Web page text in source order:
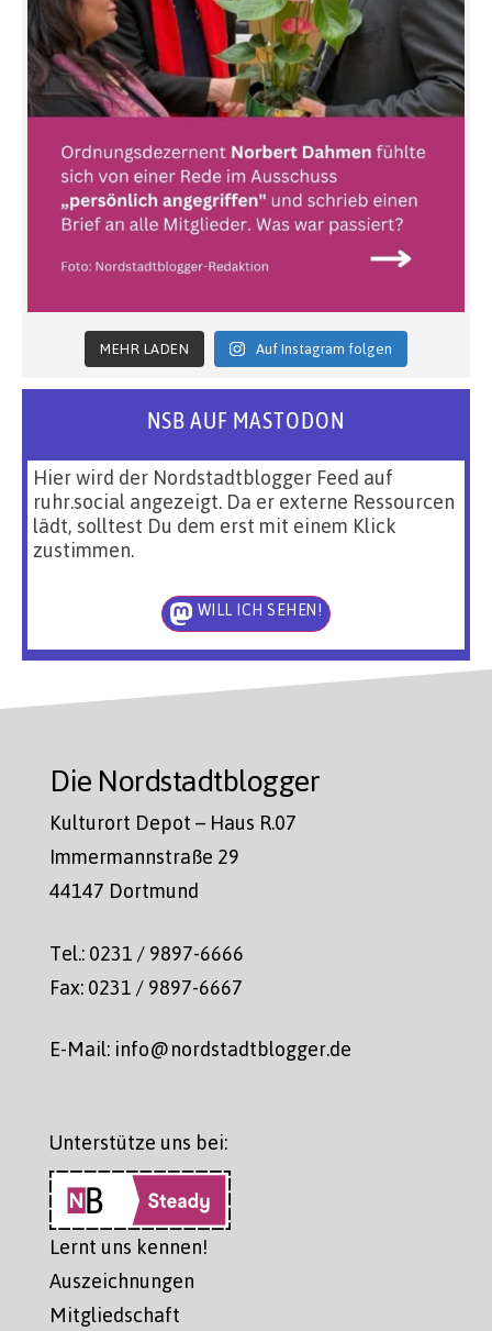
MEHR LADEN Auf Instagram folgen
NSB AUF MASTODON
Hier wird der Nordstadtblogger Feed auf
ruhr.social angezeigt. Da er externe Ressourcen
lädt, solltest Du dem erst mit einem Klick
zustimmen.
WILL ICH SEHEN!
Die Nordstadtblogger
Kulturort Depot – Haus R.07
Immermannstraße 29
44147 Dortmund
Tel.: 0231 / 9897-6666
Fax: 0231 / 9897-6667
E-Mail: info@nordstadtblogger.de
Unterstütze uns bei:
Lernt uns kennen!
Auszeichnungen
Mitgliedschaft